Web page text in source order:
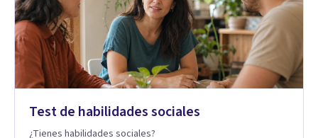
Test de habilidades sociales
¿Tienes habilidades sociales?